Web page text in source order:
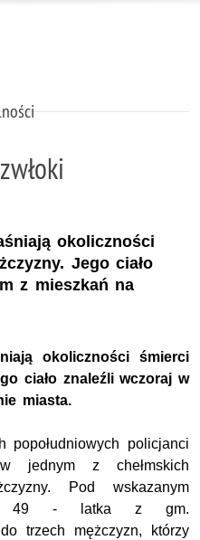
okoliczności
Jego ciało
z mieszkań na
okoliczności śmierci
ciało znaleźli wczoraj w
miasta.
policjanci
jednym z chełmskich
Pod wskazanym
49 - latka z gm.
trzech mężczyzn, którzy